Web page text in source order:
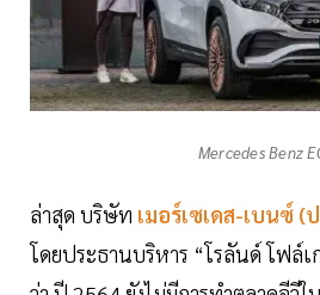
Mercedes Benz
ล่าสุด บริษัท เมอร์เซเดส-เบนซ์ (
โดยประธานบริหาร “โรลันด์ โฟล์